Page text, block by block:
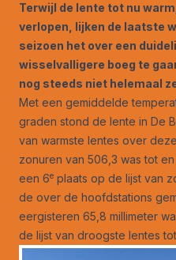
Terwijl de lente tot nu
verlopen, lijken de laatste
seizoen het over een
wisselvalligere boeg te
nog steeds niet helemaal
Met een gemiddelde
graden stond de lente in De
van warmste lentes over
zonuren van 506,3 was tot
een 6e plaats op de lijst van
de over de hoofdstations
eergisteren 65,8 millimeter
de lijst van droogste lentes